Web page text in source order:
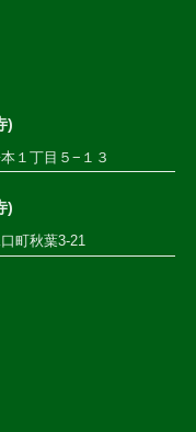
)
１丁目５−１３
)
町秋葉3-21